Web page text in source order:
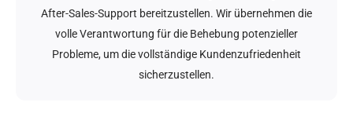
After-Sales-Support bereitzustellen. Wir übernehmen die
volle Verantwortung für die Behebung potenzieller
Probleme, um die vollständige Kundenzufriedenheit
sicherzustellen.